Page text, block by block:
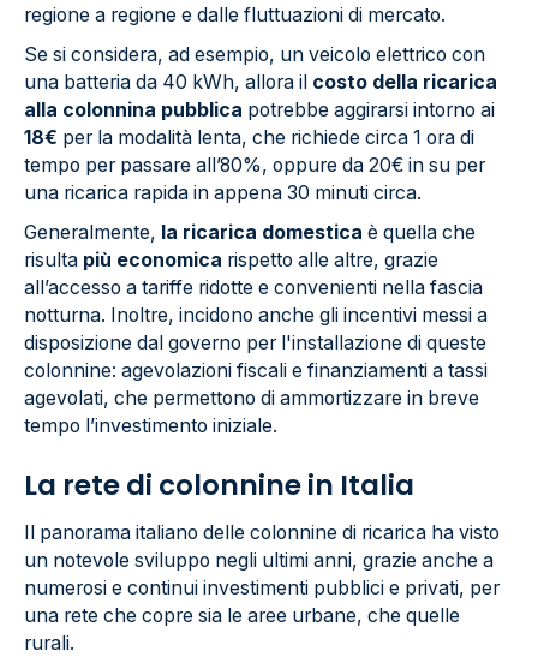
regione a regione e dalle fluttuazioni di mercato.
Se si considera, ad esempio, un veicolo elettrico con
una batteria da 40 kWh, allora il costo della ricarica
alla colonnina pubblica potrebbe aggirarsi intorno ai
18€ per la modalità lenta, che richiede circa 1 ora di
tempo per passare all’80%, oppure da 20€ in su per
una ricarica rapida in appena 30 minuti circa.
Generalmente, la ricarica domestica è quella che
risulta più economica rispetto alle altre, grazie
all’accesso a tariffe ridotte e convenienti nella fascia
notturna. Inoltre, incidono anche gli incentivi messi a
disposizione dal governo per l'installazione di queste
colonnine: agevolazioni fiscali e finanziamenti a tassi
agevolati, che permettono di ammortizzare in breve
tempo l’investimento iniziale.
La rete di colonnine in Italia
Il panorama italiano delle colonnine di ricarica ha visto
un notevole sviluppo negli ultimi anni, grazie anche a
numerosi e continui investimenti pubblici e privati, per
una rete che copre sia le aree urbane, che quelle
rurali.